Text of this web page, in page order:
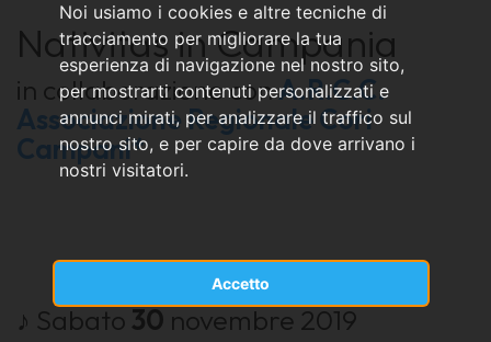
Noi usiamo i cookies e altre tecniche di
tracciamento per migliorare la tua
esperienza di navigazione nel nostro sito,
per mostrarti contenuti personalizzati e
annunci mirati, per analizzare il traffico sul
nostro sito, e per capire da dove arrivano i
nostri visitatori.
Accetto
Nativitas in Campania
in collaborazione conA.R.C.C.
Associazione Regionale Cori
Campani*
♪ Sabato 30 novembre 2019